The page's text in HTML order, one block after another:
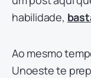
habilidade,
Ao mesmo
Unoeste te